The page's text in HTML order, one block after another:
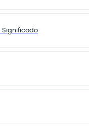
Significado
12